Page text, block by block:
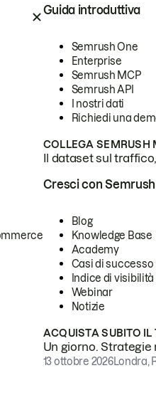
Guida introduttiva
Semrush One
Enterprise
Semrush MCP
Semrush API
I nostri dati
Richiedi una
COLLEGA SEMRUSH
Il dataset sul
Cresci con Semrush
Blog
Knowledge Base
Academy
Casi di successo
Indice di visibilità
Webinar
Notizie
ACQUISTA SUBITO IL
Un giorno.
13 ottobre 2026Londra,